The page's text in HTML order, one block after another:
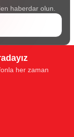
haberdar olun.
her zaman